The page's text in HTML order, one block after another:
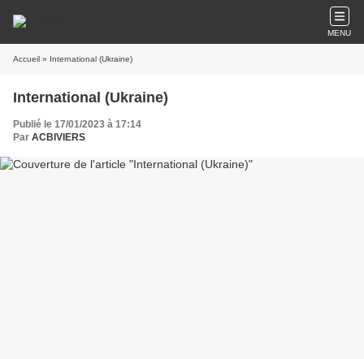
MENU
Accueil » International (Ukraine)
International (Ukraine)
Publié le 17/01/2023 à 17:14
Par ACBIVIERS